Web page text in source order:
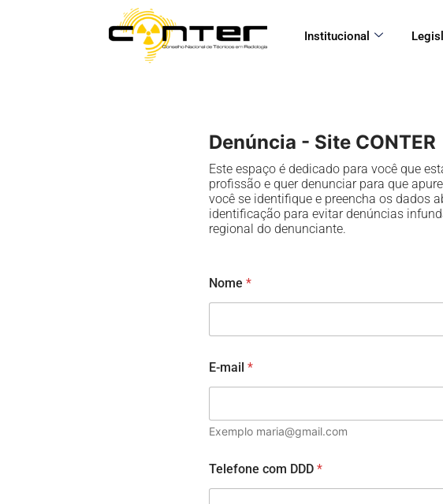
Institucional
Denúncia - Site CONTER
Este espaço é dedicado para você que
profissão e quer denunciar para que
você se identifique e preencha os dados
identificação para evitar denúncias
regional do denunciante.
Nome *
E-mail *
Exemplo maria@gmail.com
Telefone com DDD *